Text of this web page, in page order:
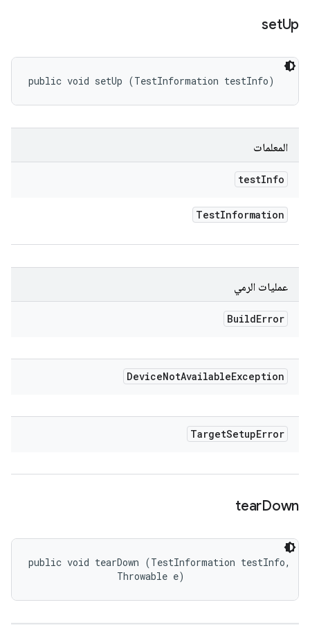
setUp
public void setUp (TestInformation testInfo)
المعلمات
testInfo
TestInformation
عمليات الرمي
BuildError
DeviceNotAvailableException
TargetSetupError
tearDown
public void tearDown (TestInformation testInfo,
                Throwable e)